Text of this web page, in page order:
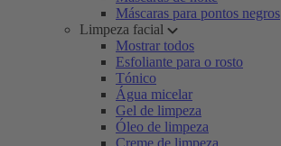
Máscaras para pontos negros
Limpeza facial
Mostrar todos
Esfoliante para o rosto
Tónico
Água micelar
Gel de limpeza
Óleo de limpeza
Creme de limpeza